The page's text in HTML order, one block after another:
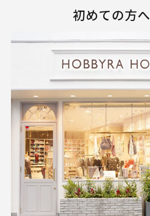
初めての方へ